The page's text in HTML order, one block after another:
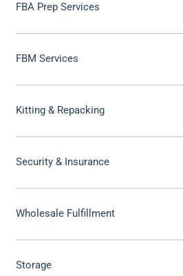
FBA Prep Services
FBM Services
Kitting & Repacking
Security & Insurance
Wholesale Fulfillment
Storage